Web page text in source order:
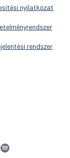
nyilatkozat
rendszer